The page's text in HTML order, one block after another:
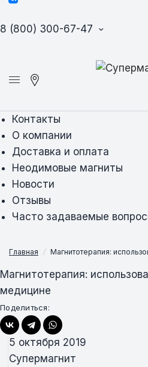
8 (800) 300-67-47
Контакты
О компании
Доставка и оплата
Неодимовые магниты
Новости
Отзывы
Часто задаваемые
Главная / Магнитотерапия:
Магнитотерапия:
медицине
Поделиться:
5 октября 2019
Супермагнит